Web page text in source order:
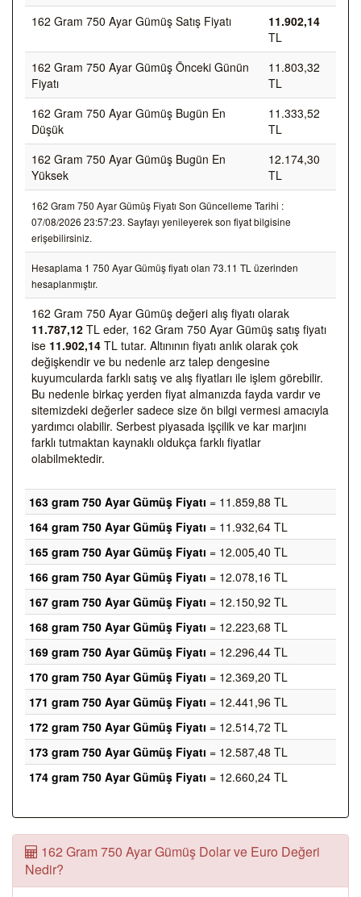
162 Gram 750 Ayar Gümüş Satış Fiyatı
11.902,14
TL
162 Gram 750 Ayar Gümüş Önceki Günün
Fiyatı
11.803,32
TL
162 Gram 750 Ayar Gümüş Bugün En
Düşük
11.333,52
TL
162 Gram 750 Ayar Gümüş Bugün En
Yüksek
12.174,30
TL
162 Gram 750 Ayar Gümüş Fiyatı Son Güncelleme Tarihi :
07/08/2026 23:57:23. Sayfayı yenileyerek son fiyat bilgisine
erişebilirsiniz.
Hesaplama 1 750 Ayar Gümüş fiyatı olan 73.11 TL üzerinden
hesaplanmıştır.
162 Gram 750 Ayar Gümüş değeri alış fiyatı olarak
11.787,12 TL eder, 162 Gram 750 Ayar Gümüş satış fiyatı
ise 11.902,14 TL tutar. Altınının fiyatı anlık olarak çok
değişkendir ve bu nedenle arz talep dengesine
kuyumcularda farklı satış ve alış fiyatları ile işlem görebilir.
Bu nedenle birkaç yerden fiyat almanızda fayda vardır ve
sitemizdeki değerler sadece size ön bilgi vermesi amacıyla
yardımcı olabilir. Serbest piyasada işçilik ve kar marjını
farklı tutmaktan kaynaklı oldukça farklı fiyatlar
olabilmektedir.
163 gram 750 Ayar Gümüş Fiyatı = 11.859,88 TL
164 gram 750 Ayar Gümüş Fiyatı = 11.932,64 TL
165 gram 750 Ayar Gümüş Fiyatı = 12.005,40 TL
166 gram 750 Ayar Gümüş Fiyatı = 12.078,16 TL
167 gram 750 Ayar Gümüş Fiyatı = 12.150,92 TL
168 gram 750 Ayar Gümüş Fiyatı = 12.223,68 TL
169 gram 750 Ayar Gümüş Fiyatı = 12.296,44 TL
170 gram 750 Ayar Gümüş Fiyatı = 12.369,20 TL
171 gram 750 Ayar Gümüş Fiyatı = 12.441,96 TL
172 gram 750 Ayar Gümüş Fiyatı = 12.514,72 TL
173 gram 750 Ayar Gümüş Fiyatı = 12.587,48 TL
174 gram 750 Ayar Gümüş Fiyatı = 12.660,24 TL
162 Gram 750 Ayar Gümüş Dolar ve Euro Değeri
Nedir?